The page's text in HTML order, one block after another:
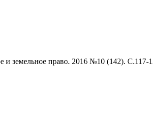
и земельное право. 2016 №10 (142). С.117-